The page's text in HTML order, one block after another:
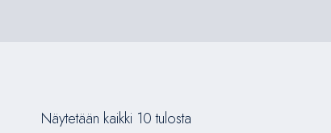
Näytetään kaikki 10 tulosta